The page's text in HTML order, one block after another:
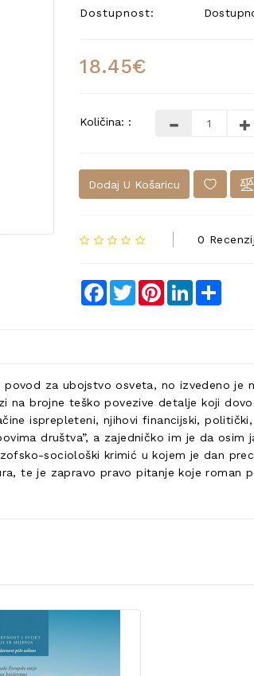
Dostupnost:
18.45€
Količina: :
Dodaj U Košaricu
0
Facebook
TwitterPinterestLinkedIn
za ubojstvo osveta, no izvedeno
na brojne teško povezive detalje koji
isprepleteni, njihovi financijski,
društva”, a zajedničko im je da
sociološki krimić u kojem je dan
te je zapravo pravo pitanje koje roman